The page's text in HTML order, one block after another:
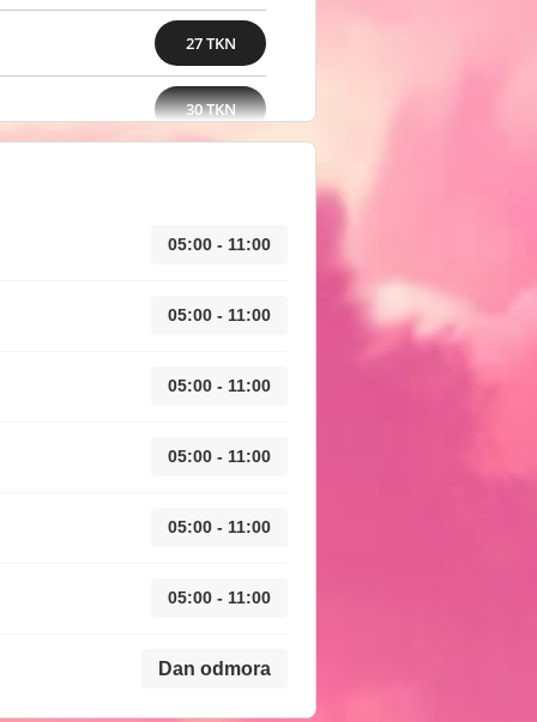
27 TKN
30 TKN
05:00 - 11:00
05:00 - 11:00
05:00 - 11:00
05:00 - 11:00
05:00 - 11:00
05:00 - 11:00
Dan odmora